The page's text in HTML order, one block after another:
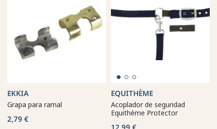
EKKIA
Grapa para ramal
2,79 €
EQUITHÈME
Acoplador de seguridad
Equithème Protector
12,99 €